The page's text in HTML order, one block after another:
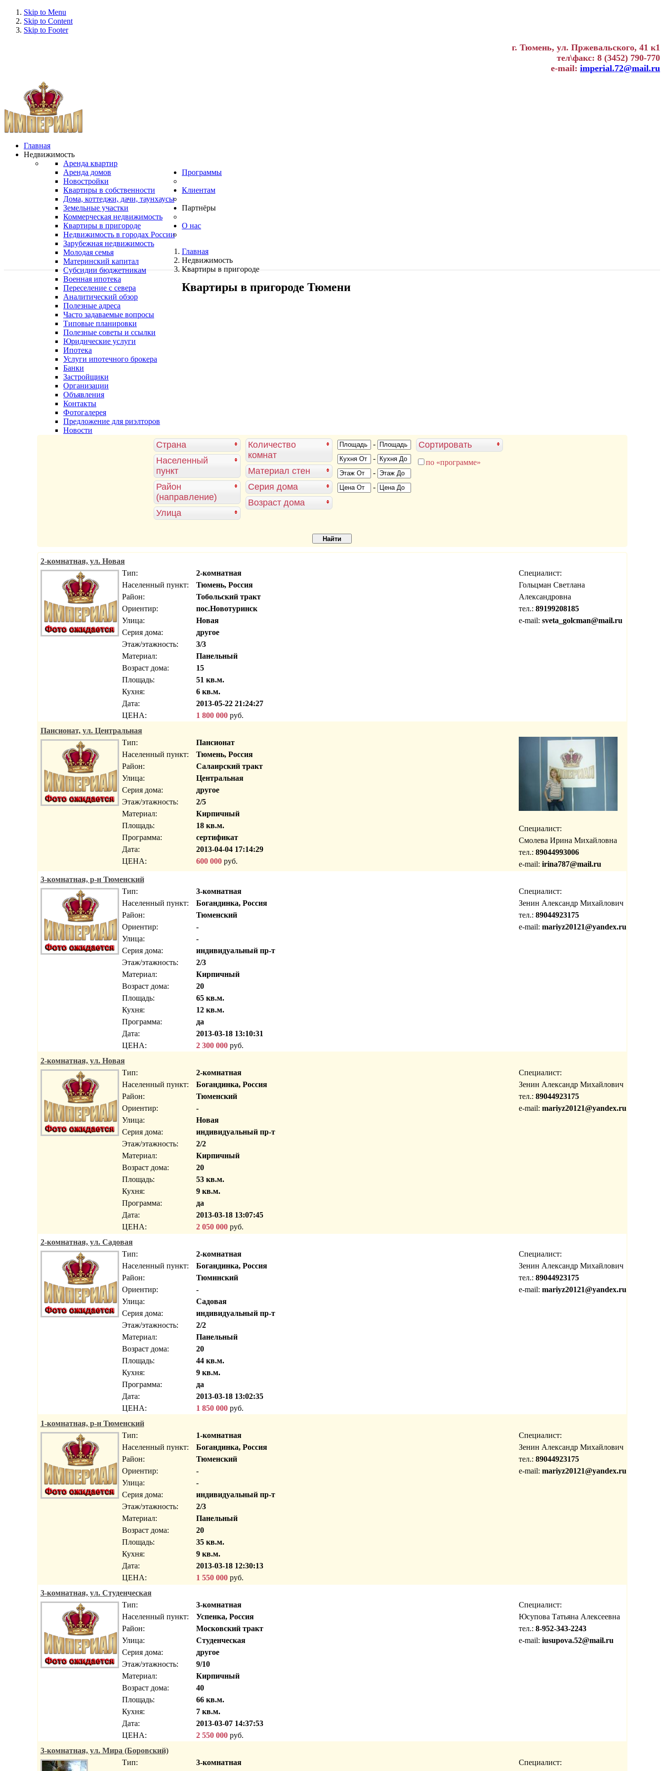
Skip to Menu
Skip to Content
Skip to Footer
г. Тюмень, ул. Пржевальского, 41 к1
тел\факс: 8 (3452) 790-770
e-mail: imperial.72@mail.ru
Главная
Недвижимость
Аренда квартир
Аренда домов
Новостройки
Квартиры в собственности
Дома, коттеджи, дачи, таунхаусы
Земельные участки
Коммерческая недвижимость
Квартиры в пригороде
Недвижимость в городах России
Зарубежная недвижимость
Программы
Молодая семья
Материнский капитал
Субсидии бюджетникам
Военная ипотека
Переселение с севера
Клиентам
Аналитический обзор
Полезные адреса
Часто задаваемые вопросы
Типовые планировки
Полезные советы и ссылки
Юридические услуги
Ипотека
Услуги ипотечного брокера
Партнёры
Банки
Застройщики
Организации
О нас
Объявления
Контакты
Фотогалерея
Предложение для риэлторов
Новости
Главная
Недвижимость
Квартиры в пригороде
Квартиры в пригороде Тюмени
Страна
Населенный
пункт
Район
(направление)
Улица
Количество
комнат
Материал стен
Серия дома
Возраст дома
-
-
-
-
Сортировать
по «программе»
2-комнатная, ул. Новая
Тип:
2-комнатная
Населенный пункт:
Тюмень, Россия
Район:
Тобольский тракт
Ориентир:
пос.Новотуринск
Улица:
Новая
Серия дома:
другое
Этаж/этажность:
3/3
Материал:
Панельный
Возраст дома:
15
Площадь:
51 кв.м.
Кухня:
6 кв.м.
Дата:
2013-05-22 21:24:27
ЦЕНА:
1 800 000руб.
Специалист:
Гольцман Светлана
Александровна
тел.: 89199208185
e-mail: sveta_golcman@mail.ru
Пансионат, ул. Центральная
Тип:
Пансионат
Населенный пункт:
Тюмень, Россия
Район:
Салаирский тракт
Улица:
Центральная
Серия дома:
другое
Этаж/этажность:
2/5
Материал:
Кирпичный
Площадь:
18 кв.м.
Программа:
сертификат
Дата:
2013-04-04 17:14:29
ЦЕНА:
600 000руб.
Специалист:
Смолева Ирина Михайловна
тел.: 89044993006
e-mail: irina787@mail.ru
3-комнатная, р-н Тюменский
Тип:
3-комнатная
Населенный пункт:
Богандинка, Россия
Район:
Тюменский
Ориентир:
-
Улица:
-
Серия дома:
индивидуальный пр-т
Этаж/этажность:
2/3
Материал:
Кирпичный
Возраст дома:
20
Площадь:
65 кв.м.
Кухня:
12 кв.м.
Программа:
да
Дата:
2013-03-18 13:10:31
ЦЕНА:
2 300 000руб.
Специалист:
Зенин Александр Михайлович
тел.: 89044923175
e-mail: mariyz20121@yandex.ru
2-комнатная, ул. Новая
Тип:
2-комнатная
Населенный пункт:
Богандинка, Россия
Район:
Тюменский
Ориентир:
-
Улица:
Новая
Серия дома:
индивидуальный пр-т
Этаж/этажность:
2/2
Материал:
Кирпичный
Возраст дома:
20
Площадь:
53 кв.м.
Кухня:
9 кв.м.
Программа:
да
Дата:
2013-03-18 13:07:45
ЦЕНА:
2 050 000руб.
Специалист:
Зенин Александр Михайлович
тел.: 89044923175
e-mail: mariyz20121@yandex.ru
2-комнатная, ул. Садовая
Тип:
2-комнатная
Населенный пункт:
Богандинка, Россия
Район:
Тюмннский
Ориентир:
-
Улица:
Садовая
Серия дома:
индивидуальный пр-т
Этаж/этажность:
2/2
Материал:
Панельный
Возраст дома:
20
Площадь:
44 кв.м.
Кухня:
9 кв.м.
Программа:
да
Дата:
2013-03-18 13:02:35
ЦЕНА:
1 850 000руб.
Специалист:
Зенин Александр Михайлович
тел.: 89044923175
e-mail: mariyz20121@yandex.ru
1-комнатная, р-н Тюменский
Тип:
1-комнатная
Населенный пункт:
Богандинка, Россия
Район:
Тюменский
Ориентир:
-
Улица:
-
Серия дома:
индивидуальный пр-т
Этаж/этажность:
2/3
Материал:
Панельный
Возраст дома:
20
Площадь:
35 кв.м.
Кухня:
9 кв.м.
Дата:
2013-03-18 12:30:13
ЦЕНА:
1 550 000руб.
Специалист:
Зенин Александр Михайлович
тел.: 89044923175
e-mail: mariyz20121@yandex.ru
3-комнатная, ул. Студенческая
Тип:
3-комнатная
Населенный пункт:
Успенка, Россия
Район:
Московский тракт
Улица:
Студенческая
Серия дома:
другое
Этаж/этажность:
9/10
Материал:
Кирпичный
Возраст дома:
40
Площадь:
66 кв.м.
Кухня:
7 кв.м.
Дата:
2013-03-07 14:37:53
ЦЕНА:
2 550 000руб.
Специалист:
Юсупова Татьяна Алексеевна
тел.: 8-952-343-2243
e-mail: iusupova.52@mail.ru
3-комнатная, ул. Мира (Боровский)
Тип:
3-комнатная
Специалист: